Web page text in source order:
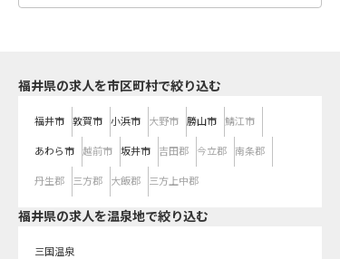
福井県の求人を市区町村で絞り込む
福井市 敦賀市 小浜市 大野市 勝山市 鯖江市
あわら市 越前市 坂井市 吉田郡 今立郡 南条郡
丹生郡 三方郡 大飯郡 三方上中郡
福井県の求人を温泉地で絞り込む
三国温泉